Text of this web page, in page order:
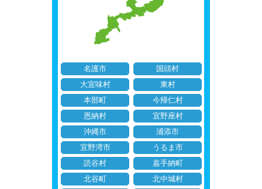
名護市
国頭村
大宜味村
東村
本部町
今帰仁村
恩納村
宜野座村
沖縄市
浦添市
宜野湾市
うるま市
読谷村
嘉手納町
北谷町
北中城村